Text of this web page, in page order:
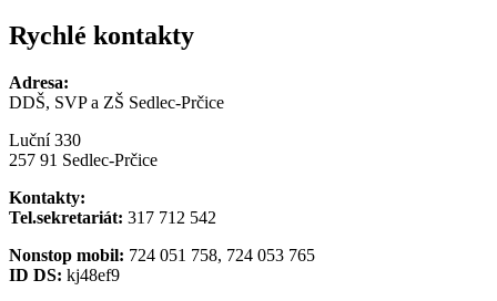
Rychlé kontakty
Adresa:
DDŠ, SVP a ZŠ Sedlec-Prčice
Luční 330
257 91 Sedlec-Prčice
Kontakty:
Tel.sekretariát: 317 712 542
Nonstop mobil: 724 051 758, 724 053 765
ID DS: kj48ef9